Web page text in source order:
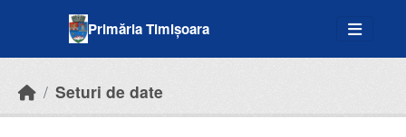
Primăria Timișoara
Seturi de date